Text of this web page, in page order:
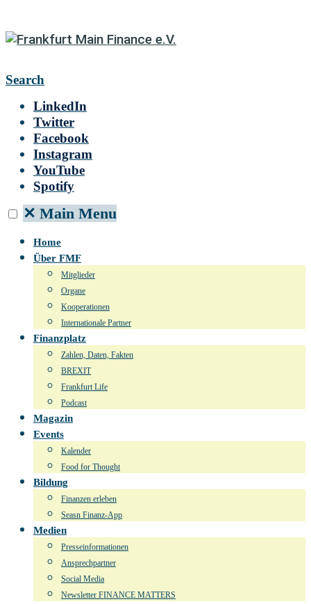
Search
LinkedIn
Twitter
Facebook
Instagram
YouTube
Spotify
✕ Main Menu
Home
Über FMF
Mitglieder
Organe
Kooperationen
Internationale Partner
Finanzplatz
Zahlen, Daten, Fakten
BREXIT
Frankfurt Life
Podcast
Magazin
Events
Kalender
Food for Thought
Bildung
Finanzen erleben
Seasn Finanz-App
Medien
Presseinformationen
Ansprechpartner
Social Media
Newsletter FINANCE MATTERS